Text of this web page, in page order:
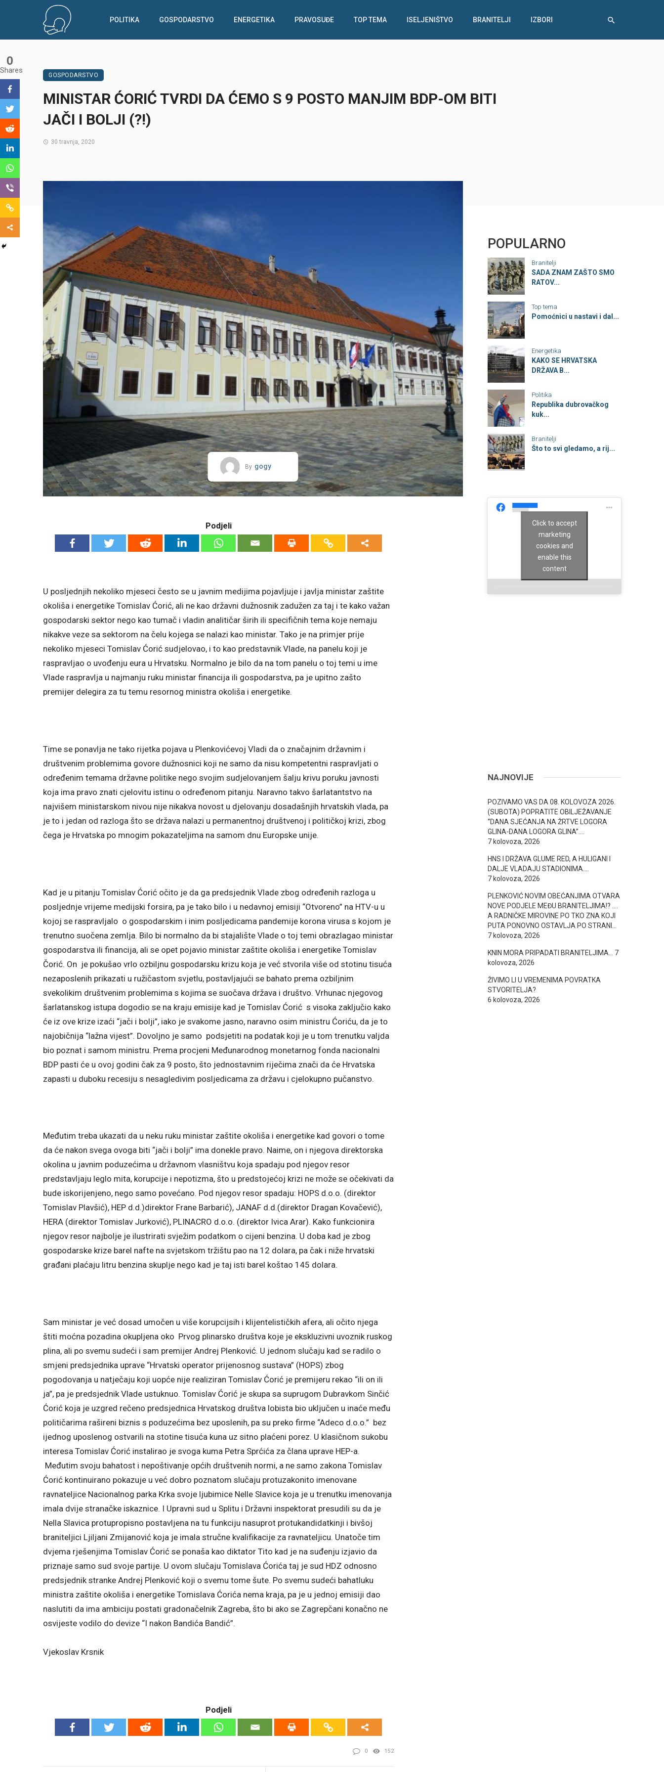
POLITIKA GOSPODARSTVO ENERGETIKA PRAVOSUĐE TOP TEMA ISELJENIŠTVO BRANITELJI IZBORI
GOSPODARSTVO
MINISTAR ĆORIĆ TVRDI DA ĆEMO S 9 POSTO MANJIM BDP-OM BITI
JAČI I BOLJI (?!)
30 travnja, 2020
By gogy
Podjeli
U posljednjih nekoliko mjeseci često se u javnim medijima pojavljuje i javlja ministar zaštite
okoliša i energetike Tomislav Ćorić, ali ne kao državni dužnosnik zadužen za taj i te kako važan
gospodarski sektor nego kao tumač i vladin analitičar širih ili specifičnih tema koje nemaju
nikakve veze sa sektorom na čelu kojega se nalazi kao ministar. Tako je na primjer prije
nekoliko mjeseci Tomislav Ćorić sudjelovao, i to kao predstavnik Vlade, na panelu koji je
raspravljao o uvođenju eura u Hrvatsku. Normalno je bilo da na tom panelu o toj temi u ime
Vlade raspravlja u najmanju ruku ministar financija ili gospodarstva, pa je upitno zašto
premijer delegira za tu temu resornog ministra okoliša i energetike.
Time se ponavlja ne tako rijetka pojava u Plenkovićevoj Vladi da o značajnim državnim i
društvenim problemima govore dužnosnici koji ne samo da nisu kompetentni raspravljati o
određenim temama državne politike nego svojim sudjelovanjem šalju krivu poruku javnosti
koja ima pravo znati cjelovitu istinu o određenom pitanju. Naravno takvo šarlatantstvo na
najvišem ministarskom nivou nije nikakva novost u djelovanju dosadašnjih hrvatskih vlada, pa
je to i jedan od razloga što se država nalazi u permanentnoj društvenoj i političkoj krizi, zbog
čega je Hrvatska po mnogim pokazateljima na samom dnu Europske unije.
Kad je u pitanju Tomislav Ćorić očito je da ga predsjednik Vlade zbog određenih razloga u
posljednje vrijeme medijski forsira, pa je tako bilo i u nedavnoj emisiji “Otvoreno” na HTV-u u
kojoj se raspravljalo o gospodarskim i inim posljedicama pandemije korona virusa s kojom je
trenutno suočena zemlja. Bilo bi normalno da bi stajalište Vlade o toj temi obrazlagao ministar
gospodarstva ili financija, ali se opet pojavio ministar zaštite okoliša i energetike Tomislav
Čorić. On je pokušao vrlo ozbiljnu gospodarsku krizu koja je već stvorila više od stotinu tisuća
nezaposlenih prikazati u ružičastom svjetlu, postavljajući se bahato prema ozbiljnim
svekolikim društvenim problemima s kojima se suočava država i društvo. Vrhunac njegovog
šarlatanskog istupa dogodio se na kraju emisije kad je Tomislav Ćorić s visoka zaključio kako
će iz ove krize izaći “jači i bolji”, iako je svakome jasno, naravno osim ministru Ćoriću, da je to
najobičnija “lažna vijest”. Dovoljno je samo podsjetiti na podatak koji je u tom trenutku valjda
bio poznat i samom ministru. Prema procjeni Međunarodnog monetarnog fonda nacionalni
BDP pasti će u ovoj godini čak za 9 posto, što jednostavnim riječima znači da će Hrvatska
zapasti u duboku recesiju s nesagledivim posljedicama za državu i cjelokupno pučanstvo.
Međutim treba ukazati da u neku ruku ministar zaštite okoliša i energetike kad govori o tome
da će nakon svega ovoga biti “jači i bolji” ima donekle pravo. Naime, on i njegova direktorska
okolina u javnim poduzećima u državnom vlasništvu koja spadaju pod njegov resor
predstavljaju leglo mita, korupcije i nepotizma, što u predstojećoj krizi ne može se očekivati da
bude iskorijenjeno, nego samo povećano. Pod njegov resor spadaju: HOPS d.o.o. (direktor
Tomislav Plavšić), HEP d.d.)direktor Frane Barbarić), JANAF d.d.(direktor Dragan Kovačević),
HERA (direktor Tomislav Jurković), PLINACRO d.o.o. (direktor Ivica Arar). Kako funkcionira
njegov resor najbolje je ilustrirati svježim podatkom o cijeni benzina. U doba kad je zbog
gospodarske krize barel nafte na svjetskom tržištu pao na 12 dolara, pa čak i niže hrvatski
građani plaćaju litru benzina skuplje nego kad je taj isti barel koštao 145 dolara.
Sam ministar je već dosad umočen u više korupcijsih i klijentelističkih afera, ali očito njega
štiti moćna pozadina okupljena oko Prvog plinarsko društva koje je ekskluzivni uvoznik ruskog
plina, ali po svemu sudeći i sam premijer Andrej Plenković. U jednom slučaju kad se radilo o
smjeni predsjednika uprave “Hrvatski operator prijenosnog sustava” (HOPS) zbog
pogodovanja u natječaju koji uopće nije realiziran Tomislav Ćorić je premijeru rekao “ili on ili
ja”, pa je predsjednik Vlade ustuknuo. Tomislav Ćorić je skupa sa suprugom Dubravkom Sinčić
Ćorić koja je uzgred rečeno predsjednica Hrvatskog društva lobista bio uključen u inaće među
političarima rašireni biznis s poduzećima bez uposlenih, pa su preko firme “Adeco d.o.o.” bez
ijednog uposlenog ostvarili na stotine tisuća kuna uz sitno plaćeni porez. U klasičnom sukobu
interesa Tomislav Ćorić instalirao je svoga kuma Petra Sprćića za člana uprave HEP-a.
Međutim svoju bahatost i nepoštivanje općih društvenih normi, a ne samo zakona Tomislav
Ćorić kontinuirano pokazuje u već dobro poznatom slučaju protuzakonito imenovane
ravnateljice Nacionalnog parka Krka svoje ljubimice Nelle Slavice koja je u trenutku imenovanja
imala dvije stranačke iskaznice. I Upravni sud u Splitu i Državni inspektorat presudili su da je
Nella Slavica protupropisno postavljena na tu funkciju nasuprot protukandidatkinji i bivšoj
braniteljici Ljiljani Zmijanović koja je imala stručne kvalifikacije za ravnateljicu. Unatoče tim
dvjema rješenjima Tomislav Ćorić se ponaša kao diktator Tito kad je na suđenju izjavio da
priznaje samo sud svoje partije. U ovom slučaju Tomislava Ćorića taj je sud HDZ odnosno
predsjednik stranke Andrej Plenković koji o svemu tome šute. Po svemu sudeći bahatluku
ministra zaštite okoliša i energetike Tomislava Ćorića nema kraja, pa je u jednoj emisiji dao
naslutiti da ima ambiciju postati gradonačelnik Zagreba, što bi ako se Zagrepčani konačno ne
osvijeste vodilo do devize “I nakon Bandića Bandić”.
Vjekoslav Krsnik
Podjeli
0
Shares
0 152
POPULARNO
Branitelji
SADA ZNAM ZAŠTO SMO
RATOV...
Top tema
Pomoćnici u nastavi i dal...
Energetika
KAKO SE HRVATSKA
DRŽAVA B...
Politika
Republika dubrovačkog
kuk...
Branitelji
Što to svi gledamo, a rij...
Click to accept
marketing
cookies and
enable this
content
NAJNOVIJE
POZIVAMO VAS DA 08. KOLOVOZA 2026.
(SUBOTA) POPRATITE OBILJEŽAVANJE
“DANA SJEĆANJA NA ŽRTVE LOGORA
GLINA-DANA LOGORA GLINA”….
7 kolovoza, 2026
HNS I DRŽAVA GLUME RED, A HULIGANI I
DALJE VLADAJU STADIONIMA….
7 kolovoza, 2026
PLENKOVIĆ NOVIM OBEĆANJIMA OTVARA
NOVE PODJELE MEĐU BRANITELJIMA!? ….
A RADNIČKE MIROVINE PO TKO ZNA KOJI
PUTA PONOVNO OSTAVLJA PO STRANI…
7 kolovoza, 2026
KNIN MORA PRIPADATI BRANITELJIMA…
7
kolovoza, 2026
ŽIVIMO LI U VREMENIMA POVRATKA
STVORITELJA?
6 kolovoza, 2026